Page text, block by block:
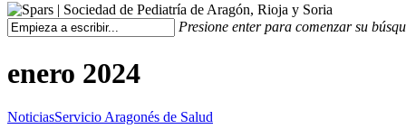
Presione enter para comenzar su
enero 2024
NoticiasServicio Aragonés de Salud